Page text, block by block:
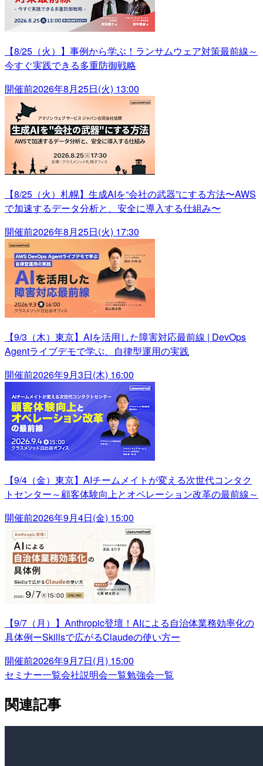
【8/25（火）】事例から学ぶ！ランサムウェア対策最前線～
今すぐ実践できる多重防御戦略
開催前2026年8月25日(火) 13:00
【8/25（火）札幌】生成AIを“会社の武器”にする方法〜AWS
で加速するデータ分析と、安全に導入する仕組み〜
開催前2026年8月25日(火) 17:30
【9/3（木）東京】AIを活用した障害対応最前線 | DevOps
Agentライブデモで学ぶ、自律型運用の実践
開催前2026年9月3日(木) 16:00
【9/4（金）東京】AIチームメイトが変える次世代コンタク
トセンター～顧客体験向上とオペレーション改革の最前線～
開催前2026年9月4日(金) 15:00
【9/7（月）】Anthropic登壇！AIによる自治体業務効率化の
具体例ーSkillsで広がるClaudeの使い方ー
開催前2026年9月7日(月) 15:00
セミナー一覧会社説明会一覧勉強会一覧
関連記事